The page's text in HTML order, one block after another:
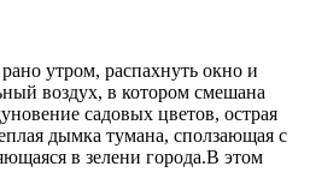
утром, распахнуть окно и
воздух, в котором смешана
садовых цветов, острая
дымка тумана, сползающая с
в зелени города.В этом